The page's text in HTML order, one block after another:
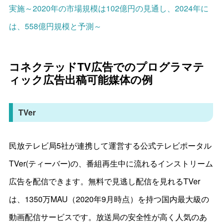
実施～2020年の市場規模は102億円の見通し、2024年に
は、558億円規模と予測～
コネクテッドTV広告でのプログラマテ
ィック広告出稿可能媒体の例
TVer
民放テレビ局5社が連携して運営する公式テレビポータル
TVer(ティーバー)の、番組再生中に流れるインストリーム
広告を配信できます。無料で見逃し配信を見れるTVer
は、1350万MAU（2020年9月時点）を持つ国内最大級の
動画配信サービスです。放送局の安全性が高く人気のあ